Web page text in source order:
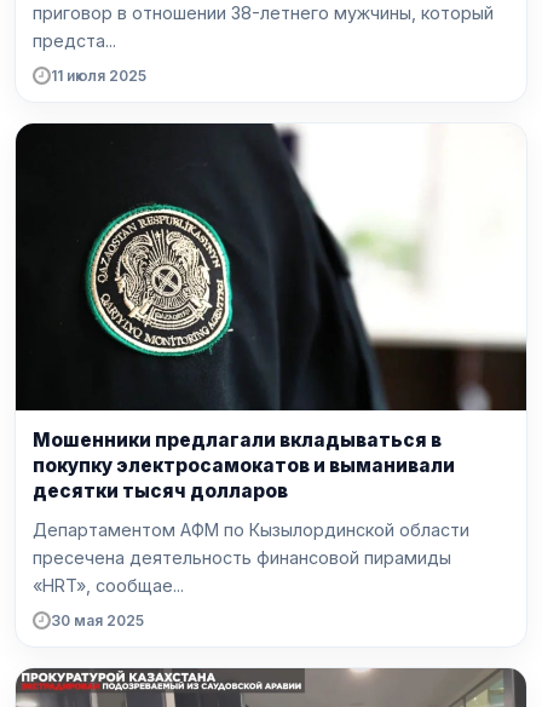
приговор в отношении 38-летнего мужчины, который
предста...
11 июля 2025
Мошенники предлагали вкладываться в
покупку электросамокатов и выманивали
десятки тысяч долларов
Департаментом АФМ по Кызылординской области
пресечена деятельность финансовой пирамиды
«HRT», сообщае...
30 мая 2025